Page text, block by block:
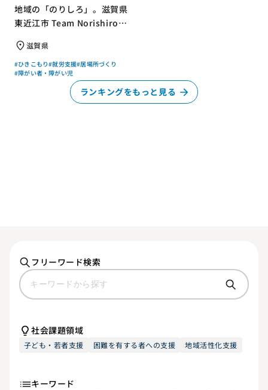
地域の「のりしろ」。滋賀県
東近江市 Team Norishiroの
滋賀県
#ひきこもり#就労支援#居場所づくり
#障がい者・障がい児
ランキングをもっと見る
フリーワード検索
社会課題領域
子ども・若者支援 困難を有する者への支援 地域活性化支援
キーワード